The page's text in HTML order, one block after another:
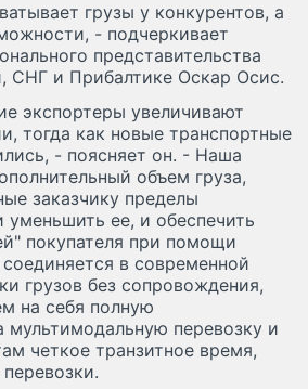
грузы у конкурентов, а
- подчеркивает
представительства
СНГ и Прибалтике Оскар Осис.
экспортеры увеличивают
тогда как новые транспортные
- поясняет он. - Наша
объем груза,
заказчику пределы
ее, и обеспечить
покупателя при помощи
в современной
грузов без сопровождения,
на себя полную
мультимодальную перевозку и
четкое транзитное время,